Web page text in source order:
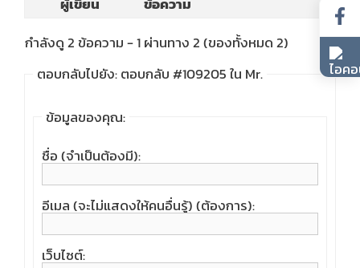
ผู้เขียน
ข้อความ
กำลังดู 2 ข้อความ - 1 ผ่านทาง 2 (ของทั้งหมด 2)
ตอบกลับไปยัง: ตอบกลับ #109205 ใน Mr.
ข้อมูลของคุณ:
ชื่อ (จำเป็นต้องมี):
อีเมล (จะไม่แสดงให้คนอื่นรู้) (ต้องการ):
เว็บไซต์: